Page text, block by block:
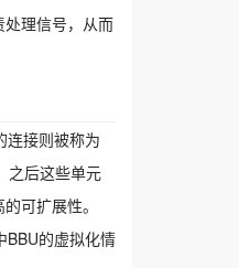
理信号，从而
连接则被称为
之后这些单元
可扩展性。
BBU的虚拟化情